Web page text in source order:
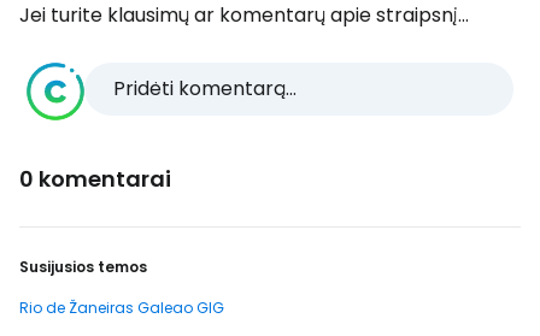
Jei turite klausimų ar komentarų apie straipsnį...
Pridėti komentarą...
0 komentarai
Susijusios temos
Rio de Žaneiras Galeao GIG